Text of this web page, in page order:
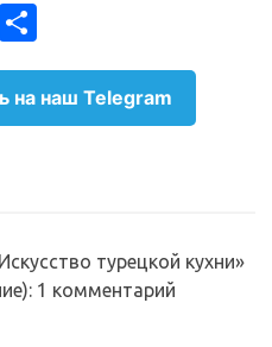
Fa
т
п
р
и
т
на наш Telegram
турецкой кухни»
: 1 комментарий